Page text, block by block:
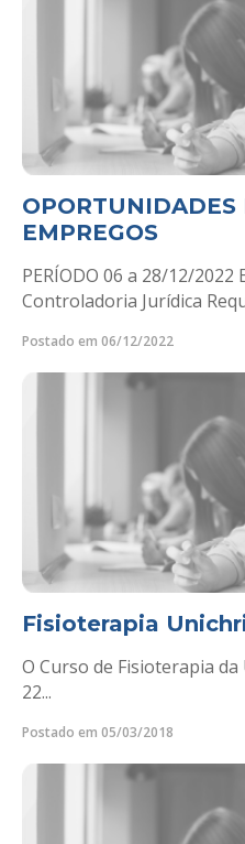
OPORTUNIDADES
EMPREGOS
PERÍODO 06 a 28/12/2022
Controladoria Jurídica
Postado em 06/12/2022
Fisioterapia
O Curso de Fisioterapia
22...
Postado em 05/03/2018